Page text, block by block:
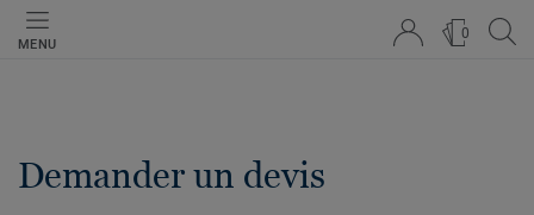
MENU
0
Demander un devis